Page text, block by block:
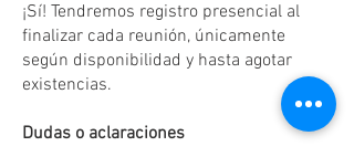
¡Sí! Tendremos registro presencial al
finalizar cada reunión, únicamente
según disponibilidad y hasta agotar
existencias.
Dudas o aclaraciones